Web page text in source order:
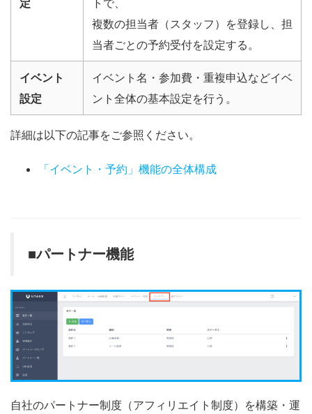
複数の担当者（スタッフ）を登録し、担
当者ごとの予約受付を設定する。
イベント
設定
イベント名・参加費・重複申込などイベ
ント全体の基本設定を行う。
詳細は以下の記事をご参照ください。
「イベント・予約」機能の全体構成
■パートナー機能
自社のパートナー制度（アフィリエイト制度）を構築・運